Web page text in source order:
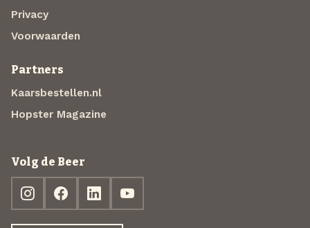
Privacy
Voorwaarden
Partners
Kaarsbestellen.nl
Hopster Magazine
Volg de Beer